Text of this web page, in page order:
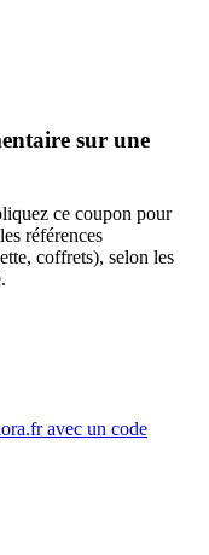
sur une
ce coupon pour
références
coffrets), selon les
avec un code